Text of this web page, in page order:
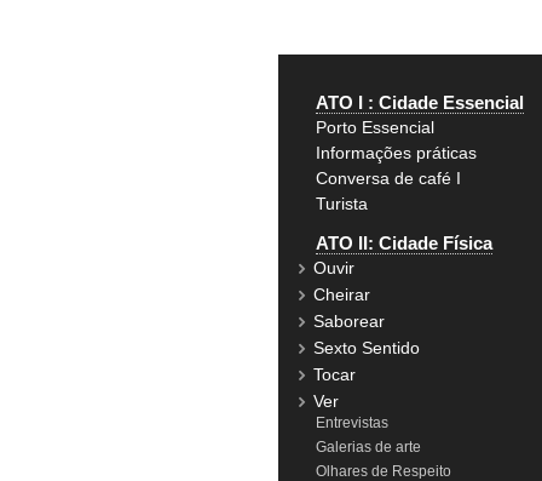
ATO I : Cidade Essencial
Porto Essencial
Informações práticas
Conversa de café I
Turista
ATO II: Cidade Física
Ouvir
Cheirar
Saborear
Sexto Sentido
Tocar
Ver
Entrevistas
Galerias de arte
Olhares de Respeito